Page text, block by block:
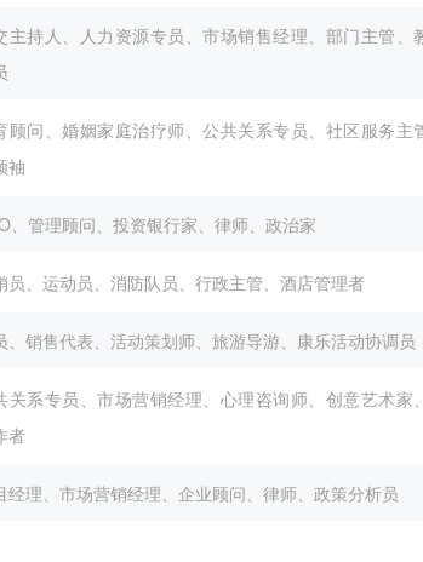
主持人、人力资源专员、市场销售经理、部门主管、
顾问、婚姻家庭治疗师、公共关系专员、社区服务主
袖
、管理顾问、投资银行家、律师、政治家
员、运动员、消防队员、行政主管、酒店管理者
、销售代表、活动策划师、旅游导游、康乐活动协调员
关系专员、市场营销经理、心理咨询师、创意艺术家
者
经理、市场营销经理、企业顾问、律师、政策分析员